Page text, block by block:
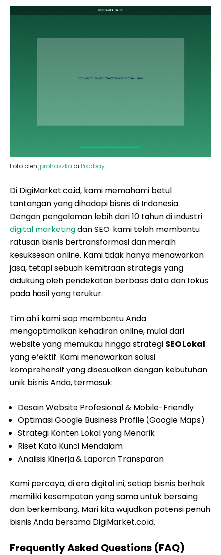
Foto oleh jprohaszka di Pixabay
Di DigiMarket.co.id, kami memahami betul
tantangan yang dihadapi bisnis di Indonesia.
Dengan pengalaman lebih dari 10 tahun di industri
digital marketingdan SEO, kami telah membantu
ratusan bisnis bertransformasi dan meraih
kesuksesan online. Kami tidak hanya menawarkan
jasa, tetapi sebuah kemitraan strategis yang
didukung oleh pendekatan berbasis data dan fokus
pada hasil yang terukur.
Tim ahli kami siap membantu Anda
mengoptimalkan kehadiran online, mulai dari
website yang memukau hingga strategi SEO Lokal
yang efektif. Kami menawarkan solusi
komprehensif yang disesuaikan dengan kebutuhan
unik bisnis Anda, termasuk:
Desain Website Profesional & Mobile-Friendly
Optimasi Google Business Profile (Google Maps)
Strategi Konten Lokal yang Menarik
Riset Kata Kunci Mendalam
Analisis Kinerja & Laporan Transparan
Kami percaya, di era digital ini, setiap bisnis berhak
memiliki kesempatan yang sama untuk bersaing
dan berkembang. Mari kita wujudkan potensi penuh
bisnis Anda bersama DigiMarket.co.id.
Frequently Asked Questions (FAQ)